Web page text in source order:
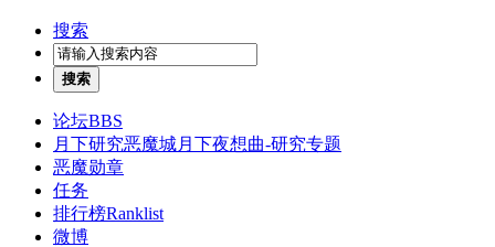
搜索
搜索
论坛BBS
月下研究恶魔城月下夜想曲-研究专题
恶魔勋章
任务
排行榜Ranklist
微博